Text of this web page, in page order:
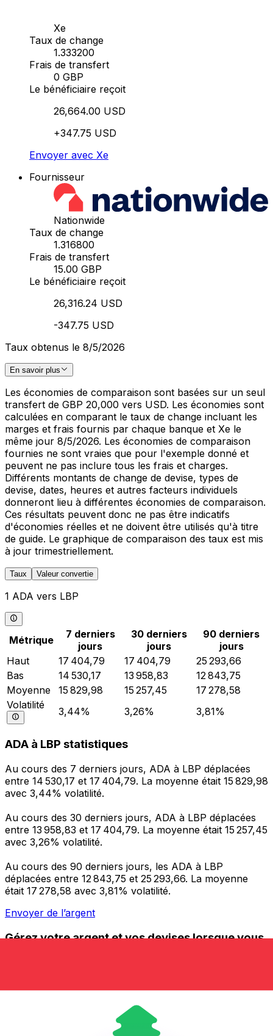
Xe
Taux de change
1.333200
Frais de transfert
0 GBP
Le bénéficiaire reçoit
26,664.00 USD
+347.75 USD
Envoyer avec Xe
Fournisseur
Nationwide
Taux de change
1.316800
Frais de transfert
15.00 GBP
Le bénéficiaire reçoit
26,316.24 USD
-347.75 USD
Taux obtenus le 8/5/2026
En savoir plus
Les économies de comparaison sont basées sur un seul
transfert de GBP 20,000 vers USD. Les économies sont
calculées en comparant le taux de change incluant les
marges et frais fournis par chaque banque et Xe le
même jour 8/5/2026. Les économies de comparaison
fournies ne sont vraies que pour l'exemple donné et
peuvent ne pas inclure tous les frais et charges.
Différents montants de change de devise, types de
devise, dates, heures et autres facteurs individuels
donneront lieu à différentes économies de comparaison.
Ces résultats peuvent donc ne pas être indicatifs
d'économies réelles et ne doivent être utilisés qu'à titre
de guide. Le graphique de comparaison des taux est mis
à jour trimestriellement.
Taux Valeur convertie
1 ADA vers LBP
Métrique
7 derniers
jours
30 derniers
jours
90 derniers
jours
Haut
17 404,79 17 404,79
25 293,66
Bas
14 530,17 13 958,83
12 843,75
Moyenne
15 829,98 15 257,45
17 278,58
Volatilité
3,44% 3,26% 3,81%
ADA à LBP statistiques
Au cours des 7 derniers jours, ADA à LBP déplacées
entre 14 530,17 et 17 404,79. La moyenne était 15 829,98
avec 3,44% volatilité.
Au cours des 30 derniers jours, ADA à LBP déplacées
entre 13 958,83 et 17 404,79. La moyenne était 15 257,45
avec 3,26% volatilité.
Au cours des 90 derniers jours, les ADA à LBP
déplacées entre 12 843,75 et 25 293,66. La moyenne
était 17 278,58 avec 3,81% volatilité.
Envoyer de l’argent
Gérez votre argent et vos devises lorsque vous
nécessaires pour vos transferts d'argent internationaux
programmez des alertes de taux et transférez de
l'argent à l'étranger sans frais cachés. Téléchargez